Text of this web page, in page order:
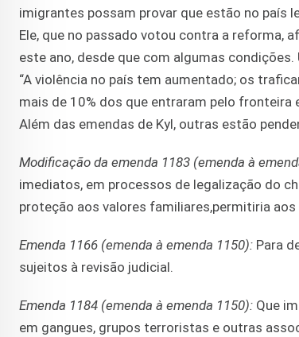
imigrantes possam provar que estão no país
Ele, que no passado votou contra a reforma,
este ano, desde que com algumas
“A violência no país tem aumentado; os
mais de 10% dos que entraram pelo fronteira
Além das emendas de Kyl, outras estão
Modificação da emenda 1183 (emenda à
imediatos, em processos de legalização do
proteção aos valores familiares,permitiria
Emenda 1166 (emenda à emenda 1150): Para
sujeitos à revisão judicial.
Emenda 1184 (emenda à emenda 1150): Que
em gangues, grupos terroristas e outras